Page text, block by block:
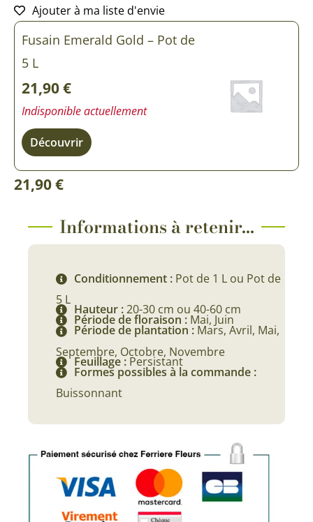
Ajouter à ma liste d'envie
Fusain Emerald Gold – Pot de
5 L
21,90€
Indisponible actuellement
Découvrir
21,90€
Informations à retenir...
Conditionnement : Pot de 1 L ou Pot de
5 L
Hauteur :20-30 cm ou 40-60 cm
Période de floraison : Mai, Juin
Période de plantation : Mars, Avril, Mai,
Septembre, Octobre, Novembre
Feuillage : Persistant
Formes possibles à la commande :
Buissonnant